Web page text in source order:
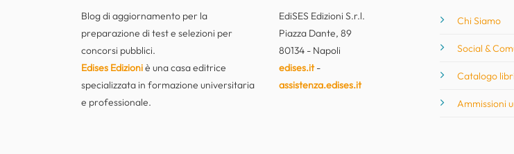
Blog di aggiornamento per la
preparazione di test e selezioni per
concorsi pubblici.
Edises Edizioniè una casa editrice
specializzata in formazione universitaria
e professionale.
EdiSES Edizioni S.r.l.
Piazza Dante, 89
80134 - Napoli
edises.it-
assistenza.edises.it
Chi Siamo
Social &
Catalogo libri
Ammissioni